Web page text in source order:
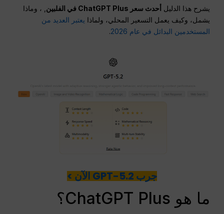
يشرح هذا الدليل أحدث سعر ChatGPT Plus في الفلبين
, ، وماذا
يشمل، وكيف يعمل التسعير المحلي، ولماذا يعتبر العديد من
المستخدمين البدائل في عام 2026
.
جرب GPT-5.2 الآن >
ما هو ChatGPT Plus؟